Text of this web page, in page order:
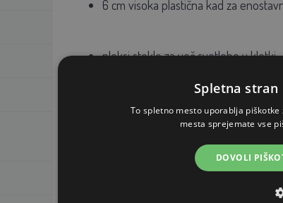
6 cm visoka plastična kad za
pleksi steklo za več svetlobe v kletki
streha na tečajih z možnostjo
kolo z zavoro na vsaki nogi za lažje
Spletna
To spletno mesto uporablja
mesta sprejemate vse
DOVOLI